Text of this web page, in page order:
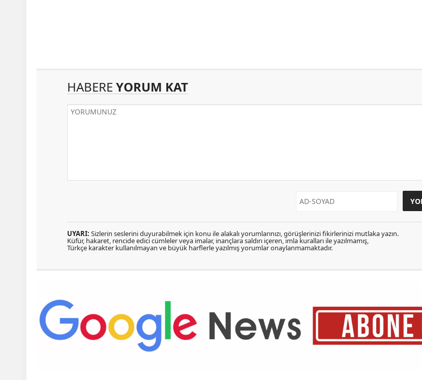
HABERE YORUM KAT
UYARI: Sizlerin seslerini duyurabilmek için konu ile alakalı yorumlarınızı, görüşlerinizi fikirlerinizi mutlaka yazın.
Küfür, hakaret, rencide edici cümleler veya imalar, inançlara saldırı içeren, imla kuralları ile yazılmamış,
Türkçe karakter kullanılmayan ve büyük harflerle yazılmış yorumlar onaylanmamaktadır.